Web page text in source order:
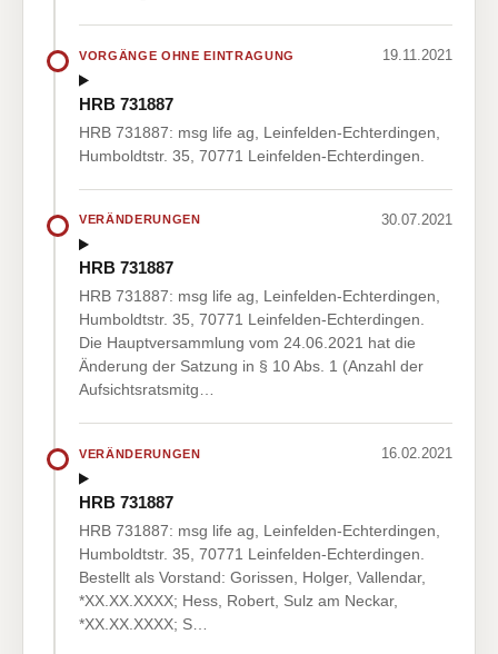
VORGÄNGE OHNE EINTRAGUNG 19.11.2021
HRB 731887
HRB 731887: msg life ag, Leinfelden-Echterdingen,
Humboldtstr. 35, 70771 Leinfelden-Echterdingen.
VERÄNDERUNGEN 30.07.2021
HRB 731887
HRB 731887: msg life ag, Leinfelden-Echterdingen,
Humboldtstr. 35, 70771 Leinfelden-Echterdingen.
Die Hauptversammlung vom 24.06.2021 hat die
Änderung der Satzung in § 10 Abs. 1 (Anzahl der
Aufsichtsratsmitg…
VERÄNDERUNGEN 16.02.2021
HRB 731887
HRB 731887: msg life ag, Leinfelden-Echterdingen,
Humboldtstr. 35, 70771 Leinfelden-Echterdingen.
Bestellt als Vorstand: Gorissen, Holger, Vallendar,
*XX.XX.XXXX; Hess, Robert, Sulz am Neckar,
*XX.XX.XXXX; S…